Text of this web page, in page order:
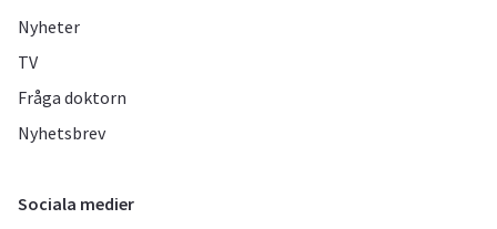
Nyheter
TV
Fråga doktorn
Nyhetsbrev
Sociala medier